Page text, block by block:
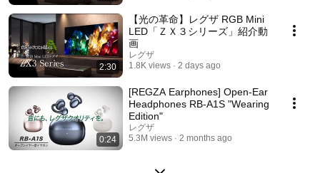
2:30
【光の革命】レグザ RGB Mini
LED「ＺＸ３シリーズ」紹介動
画
レグザ
1.8K views
2 days ago
0:24
[REGZA Earphones] Open-Ear
Headphones RB-A1S "Wearing
Edition"
レグザ
5.3M views
2 months ago